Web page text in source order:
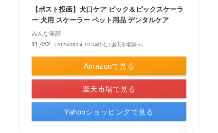
【ポスト投函】犬口ケア ピック＆ピックスケーラ
ー 犬用 スケーラー ペット用品 デンタルケア
みんな笑顔
¥1,452
（2026/08/04 19:54時点 | 楽天市場調べ）
Amazonで見る
楽天市場で見る
Yahooショッピングで見る
ポチップ